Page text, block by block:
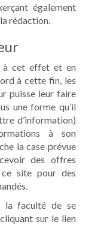
également
rédaction.
à cet effet et en
à cette fin, les
puisse leur faire
une forme qu’il
d’information)
à son
la case prévue
des offres
ce site pour des
la faculté de se
sur le lien